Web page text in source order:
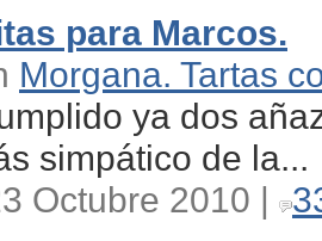
para Marcos.
Morgana. Tartas
ya dos
simpático de la...
Octubre 2010 |